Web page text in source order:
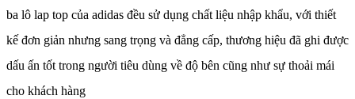
ba lô lap top của adidas đều sử dụng chất liệu nhập khẩu, với thiết
kế đơn giản nhưng sang trọng và đẳng cấp, thương hiệu đã ghi được
dấu ấn tốt trong người tiêu dùng về độ bên cũng như sự thoải mái
cho khách hàng